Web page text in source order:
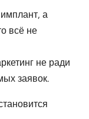
имплант, а
всё не
не ради
заявок.